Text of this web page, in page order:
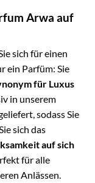
Arwa auf
sich für einen
ein Parfüm: Sie
für Luxus
in unserem
sodass Sie
sich das
auf sich
für alle
Anlässen.